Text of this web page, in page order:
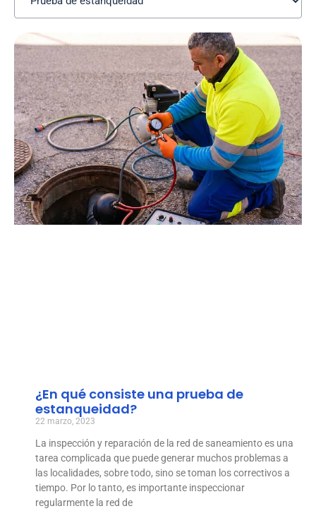
¿En qué consiste una prueba de
estanqueidad?
22 marzo, 2023
La inspección y reparación de la red de saneamiento es una
tarea complicada que puede generar muchos problemas a
las localidades, sobre todo, sino se toman los correctivos a
tiempo. Por lo tanto, es importante inspeccionar
regularmente la red de